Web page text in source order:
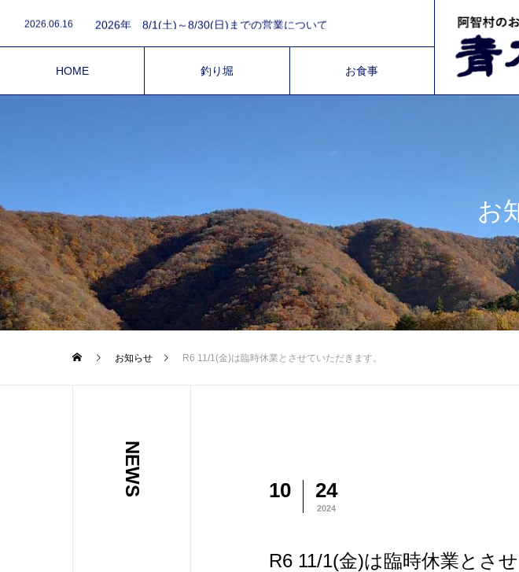
HOME 釣り堀 お食事
2026.06.16 2026年 8/1(土)～8/30(日)までの営業について
2026.03.9 2026年は3月14日(土)オープン致します。
2026.08.1
お
お知らせ R6 11/1(金)は臨時休業とさせていただきます。
NEWS 10 24
2024
R6 11/1(金)は臨時休業とさ